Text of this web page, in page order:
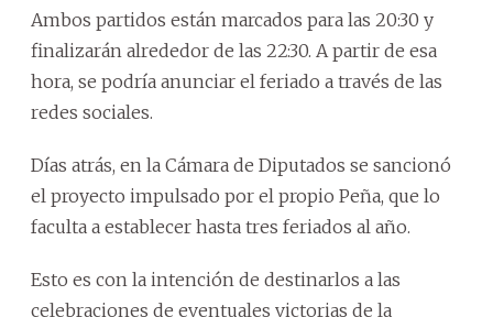
Ambos partidos están marcados para las 20:30 y
finalizarán alrededor de las 22:30. A partir de esa
hora, se podría anunciar el feriado a través de las
redes sociales.
Días atrás, en la Cámara de Diputados se sancionó
el proyecto impulsado por el propio Peña, que lo
faculta a establecer hasta tres feriados al año.
Esto es con la intención de destinarlos a las
celebraciones de eventuales victorias de la